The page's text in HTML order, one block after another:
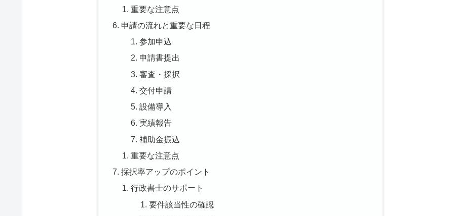
重要な注意点
申請の流れと重要な日程
参加申込
申請書提出
審査・採択
交付申請
設備導入
実績報告
補助金振込
重要な注意点
採択率アップのポイント
行政書士のサポート
要件該当性の確認